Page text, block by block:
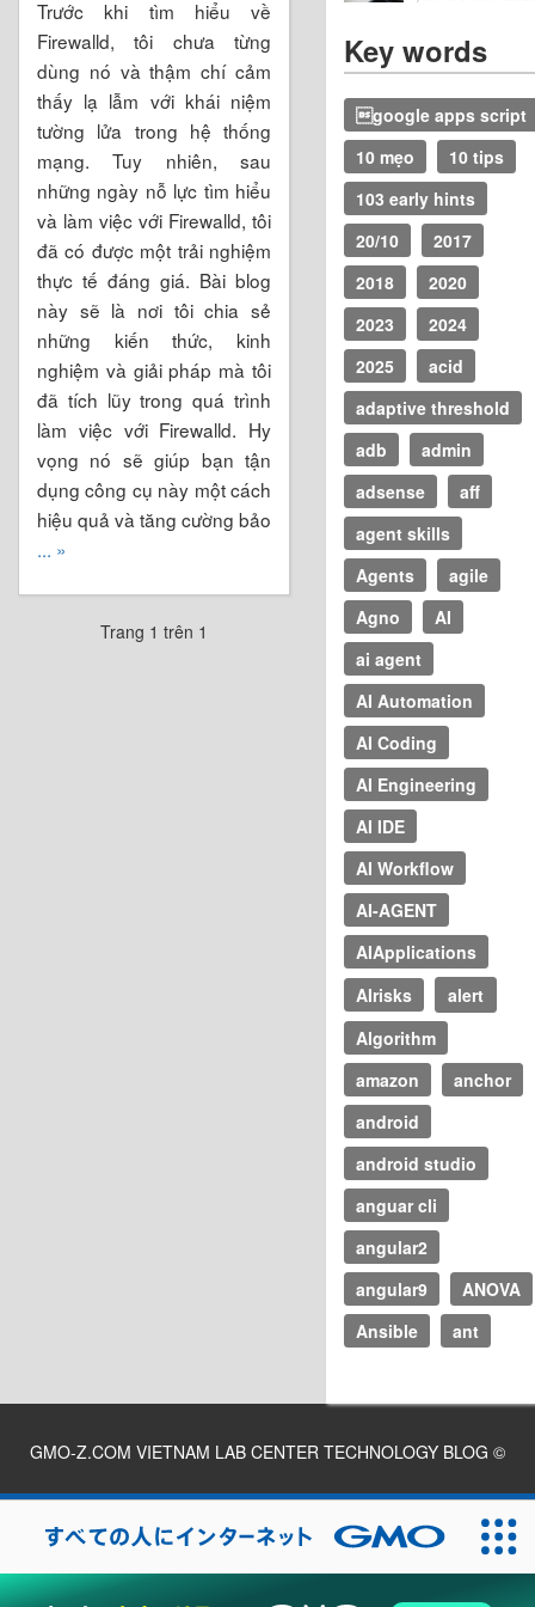
Trước khi tìm hiểu về
Firewalld, tôi chưa từng
dùng nó và thậm chí cảm
thấy lạ lẫm với khái niệm
tường lửa trong hệ thống
mạng. Tuy nhiên, sau
những ngày nỗ lực tìm hiểu
và làm việc với Firewalld, tôi
đã có được một trải nghiệm
thực tế đáng giá. Bài blog
này sẽ là nơi tôi chia sẻ
những kiến thức, kinh
nghiệm và giải pháp mà tôi
đã tích lũy trong quá trình
làm việc với Firewalld. Hy
vọng nó sẽ giúp bạn tận
dụng công cụ này một cách
hiệu quả và tăng cường bảo
... »
Trang 1 trên 1
Key words
google apps script
10 mẹo
10 tips
103 early hints
20/10
2017
2018
2020
2023
2024
2025
acid
adaptive threshold
adb
admin
adsense
aff
agent skills
Agents
agile
Agno
AI
ai agent
AI Automation
AI Coding
AI Engineering
AI IDE
AI Workflow
AI-AGENT
AIApplications
AIrisks
alert
Algorithm
amazon
anchor
android
android studio
anguar cli
angular2
angular9
ANOVA
Ansible
ant
GMO-Z.COM VIETNAM LAB CENTER TECHNOLOGY BLOG ©
2026